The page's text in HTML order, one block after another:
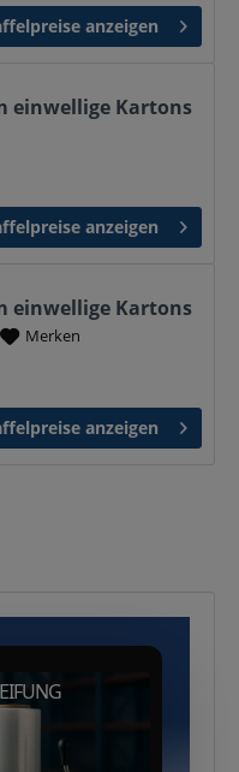
anzeigen
einwellige Kartons
anzeigen
einwellige Kartons
Merken
anzeigen